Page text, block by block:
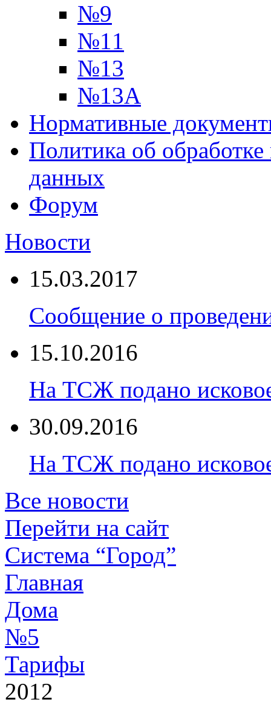
№9
№11
№13
№13А
Нормативные
Политика об
данных
Форум
Новости
15.03.2017
Сообщение о
15.10.2016
На ТСЖ подано
30.09.2016
На ТСЖ подано
Все новости
Перейти на сайт
Система “Город”
Главная
Дома
№5
Тарифы
2012